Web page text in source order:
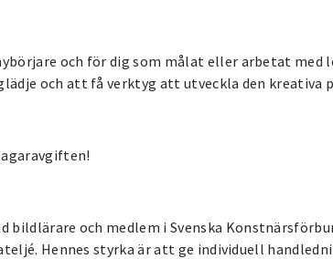
och för dig som målat eller arbetat
och att få verktyg att utveckla den kreativa
bildlärare och medlem i Svenska
Hennes styrka är att ge individuell